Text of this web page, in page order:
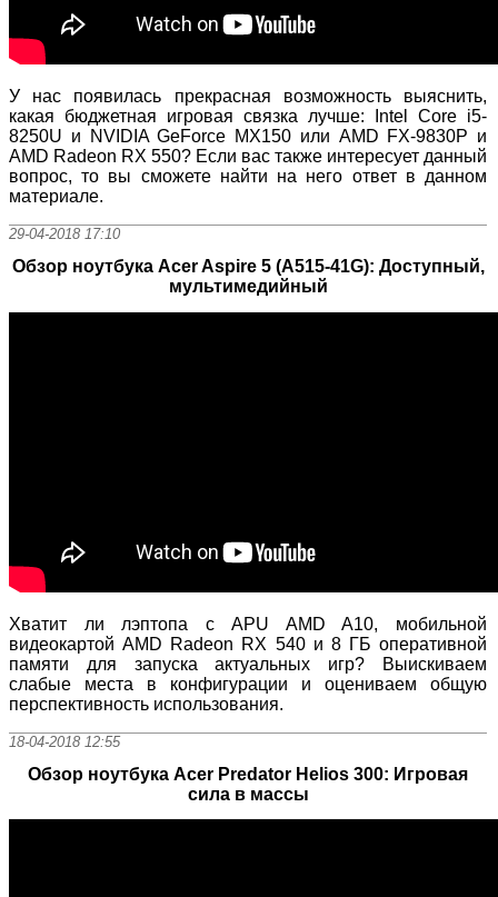
У нас появилась прекрасная возможность выяснить,
какая бюджетная игровая связка лучше: Intel Core i5-
8250U и NVIDIA GeForce MX150 или AMD FX-9830P и
AMD Radeon RX 550? Если вас также интересует данный
вопрос, то вы сможете найти на него ответ в данном
материале.
29-04-2018 17:10
Обзор ноутбука Acer Aspire 5 (A515-41G): Доступный,
мультимедийный
Хватит ли лэптопа с APU AMD A10, мобильной
видеокартой AMD Radeon RX 540 и 8 ГБ оперативной
памяти для запуска актуальных игр? Выискиваем
слабые места в конфигурации и оцениваем общую
перспективность использования.
18-04-2018 12:55
Обзор ноутбука Acer Predator Helios 300: Игровая
сила в массы